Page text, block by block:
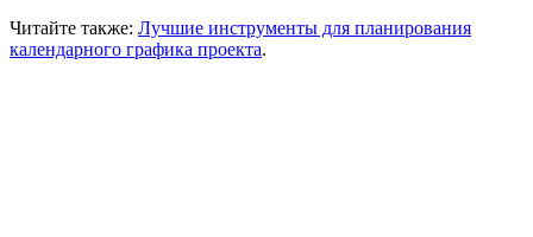
Читайте также: Лучшие инструменты для планирования
календарного графика проекта.